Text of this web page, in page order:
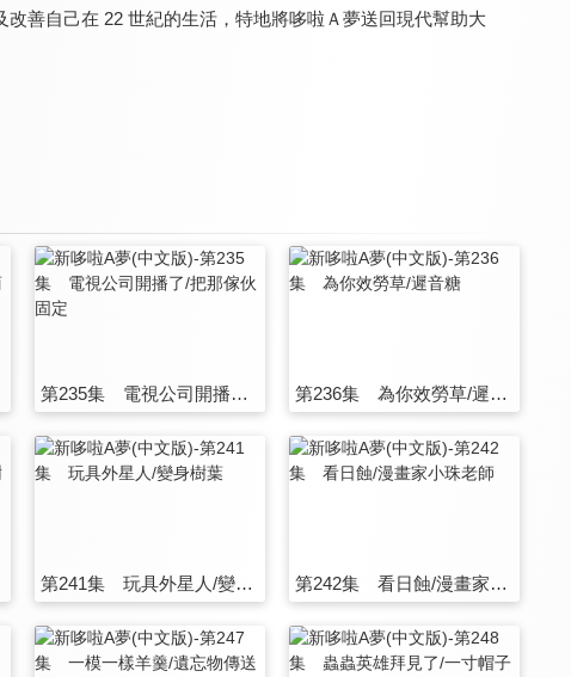
善自己在 22 世紀的生活，特地將哆啦Ａ夢送回現代幫助大
第235集 電視公司開播了/把那傢伙固定 第236集 為你效勞草/遲音糖
第241集 玩具外星人/變身樹葉 第242集 看日蝕/漫畫家小珠老師